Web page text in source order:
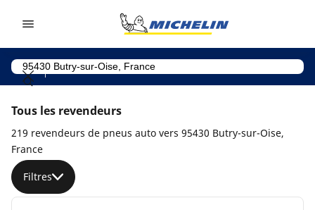
Tous les revendeurs
219 revendeurs de pneus auto vers 95430 Butry-sur-Oise,
France
Filtres